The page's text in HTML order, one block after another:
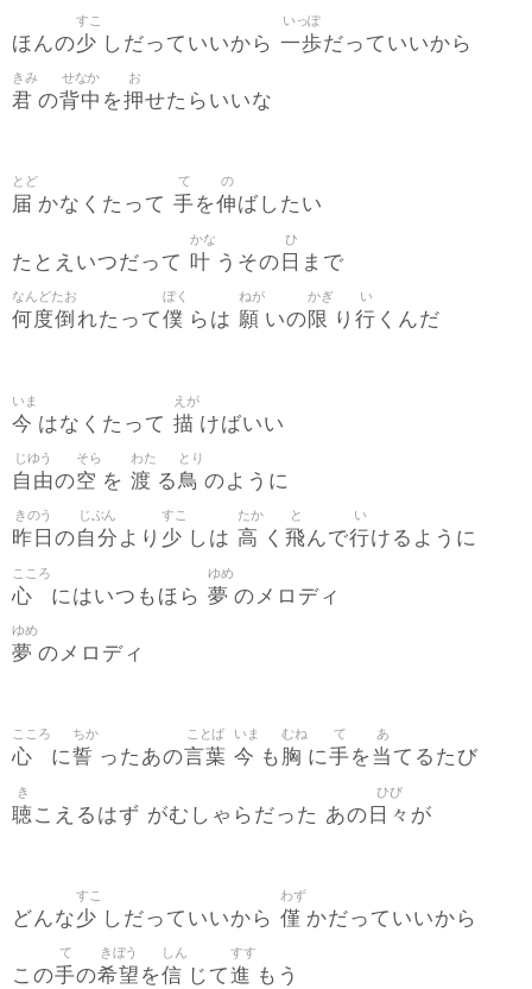
ほんの少
すこ
しだっていいから 一歩
いっぽ
だっていいから
君
きみ
の背中
せなか
を押
お
せたらいいな
届
とど
かなくたって 手
て
を伸
の
ばしたい
たとえいつだって 叶
かな
うその 日
ひ
まで
何度倒
なんどたお
れたって僕
ぼく
らは 願
ねが
いの 限
かぎ
り 行
い
くんだ
今
いま
はなくたって 描
えが
けばいい
自由
じゆう
の空
そら
を 渡
わた
る鳥
とり
のように
昨日
きのう
の自分
じぶん
より 少
すこ
しは 高
たか
く 飛
と
んで行
い
けるように
心
こころ
にはいつもほら 夢
ゆめ
のメロディ
夢
ゆめ
のメロディ
心
こころ
に誓
ちか
ったあの言葉
ことば
今
いま
も 胸
むね
に手
て
を当
あ
てるたび
聴
き
こえるはず がむしゃらだった あの 日々
ひび
が
どんな少
すこ
しだっていいから 僅
わず
かだっていいから
この手
て
の希望
きぼう
を信
しん
じて進
すす
もう